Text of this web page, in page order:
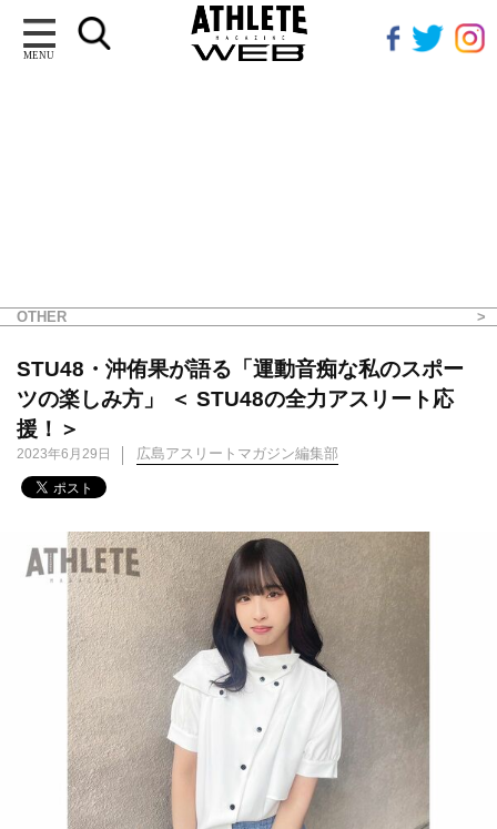
MENU
OTHER
STU48・沖侑果が語る「運動音痴な私のスポー
ツの楽しみ方」 ＜ STU48の全力アスリート応
援！＞
2023年6月29日 広島アスリートマガジン編集部